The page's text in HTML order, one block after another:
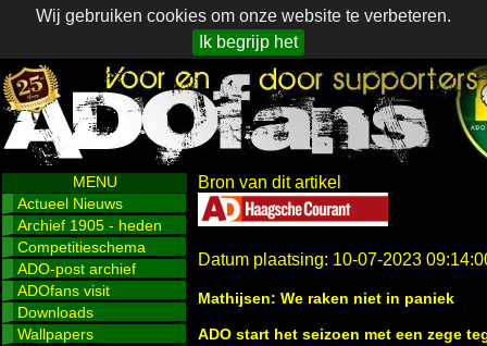
Wij gebruiken cookies om onze website te verbeteren.
Ik begrijp het
MENU
Actueel Nieuws
Archief 1905 - heden
Competitieschema
ADO-post archief
ADOfans visit
Downloads
Wallpapers
Bron van dit artikel
Datum plaatsing: 10-07-2023
Mathijsen: We raken niet in paniek
ADO start het seizoen met een zege